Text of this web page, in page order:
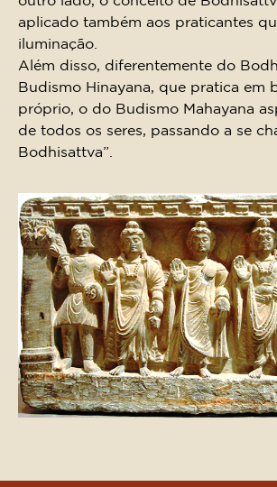
aplicado também aos praticantes
iluminação.
Além disso, diferentemente do
Budismo Hinayana, que pratica em
próprio, o do Budismo Mahayana
de todos os seres, passando a se
Bodhisattva”.